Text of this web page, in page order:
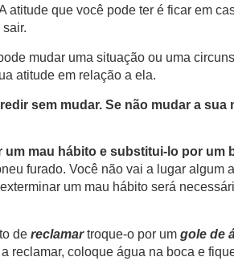
atitude que você pode ter é ficar em
mudar uma situação ou uma
atitude em relação a ela.
sem mudar. Se não mudar a sua
um mau hábito e substitui-lo por um
furado. Você não vai a lugar algum
um mau hábito será
de reclamartroque-o por um gole de
reclamar, coloque água na boca e